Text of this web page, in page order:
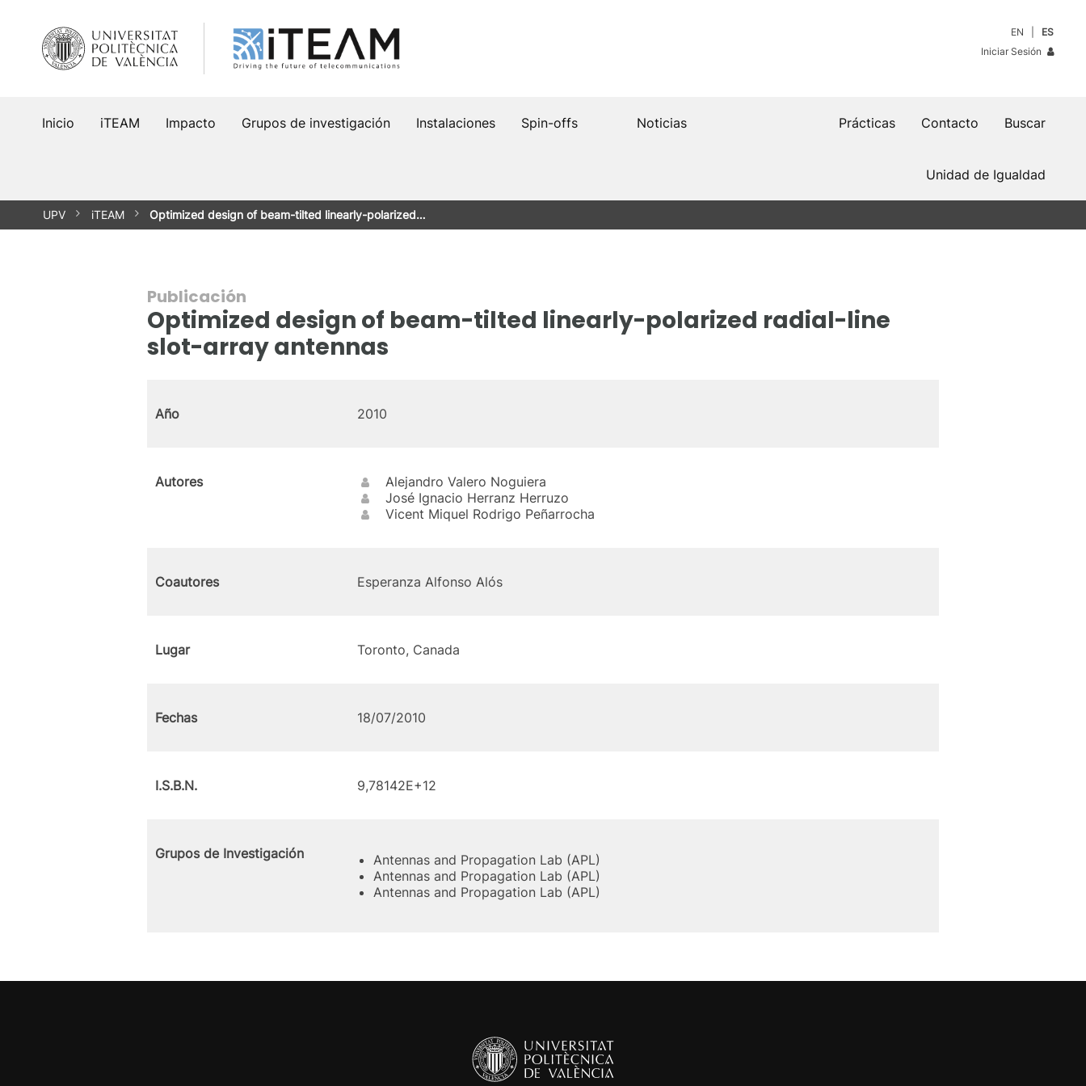
contenido
EN
ES
Iniciar Sesión
Inicio iTEAM Impacto Grupos de investigación Instalaciones Spin-offs Buscar
Contacto
Prácticas
Noticias
Unidad de Igualdad
UPV iTEAM Optimized design of beam-tilted linearly-polarized…
Publicación
Optimized design of beam-tilted linearly-polarized radial-line
slot-array antennas
Año 2010
Autores
Alejandro Valero Noguiera
José Ignacio Herranz Herruzo
Vicent Miquel Rodrigo Peñarrocha
Coautores Esperanza Alfonso Alós
Lugar Toronto, Canada
Fechas 18/07/2010
I.S.B.N. 9,78142E+12
Grupos de Investigación
Antennas and Propagation Lab (APL)
Antennas and Propagation Lab (APL)
Antennas and Propagation Lab (APL)